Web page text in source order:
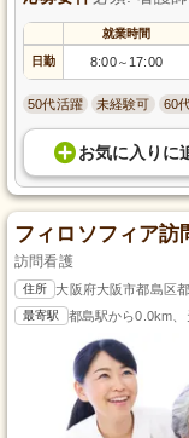
就業時間
日勤 8:00～ 17:00
50代活躍 未経験可 60
お気に入り に
フィロソフィア訪
訪問看護
住所 大阪府大阪市都島区
最寄駅 都島駅から0.0km